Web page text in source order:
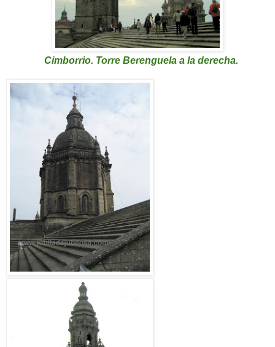
Cimborrio. Torre Berenguela a la derecha.